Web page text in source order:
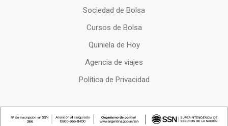
Sociedad de Bolsa
Cursos de Bolsa
Quiniela de Hoy
Agencia de viajes
Política de Privacidad